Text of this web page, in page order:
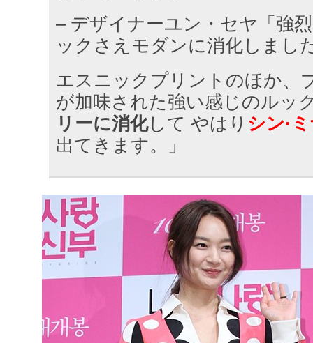
– デザイナーユン・セヤ「強
ックさえモダンに消化しまし
エスニックプリントのほか、
が加味された強い感じのルッ
リーに消化して やはり シン·
出てきます。」